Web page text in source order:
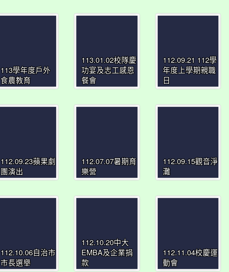
113學年度戶外
食農教育
113.01.02校隊慶
功宴及志工感恩
餐會
112.09.21 112學
年度上學期親職
日
112.09.23蘋果劇
團演出
112.07.07暑期育
樂營
112.09.15觀音淨
灘
112.10.06自治市
市長選舉
112.10.20中大
EMBA及企業捐
款
112.11.04校慶運
動會